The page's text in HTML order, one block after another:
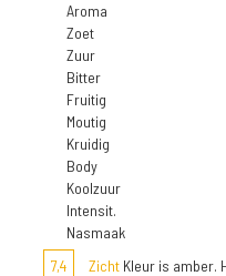
Aroma
Zoet
Zuur
Bitter
Fruitig
Moutig
Kruidig
Body
Koolzuur
Intensit.
Nasmaak
7,4
Zicht Kleur is amber.